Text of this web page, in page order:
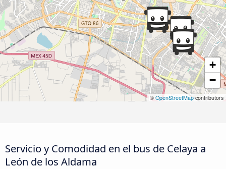
+
−
©OpenStreetMap contributors
Servicio y Comodidad en el bus de Celaya a
León de los Aldama